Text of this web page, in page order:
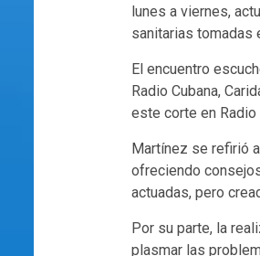
lunes a viernes,
sanitarias tomadas
El encuentro
Radio Cubana,
este corte en
Martínez se refirió
ofreciendo
actuadas, pero
Por su parte, la
plasmar las